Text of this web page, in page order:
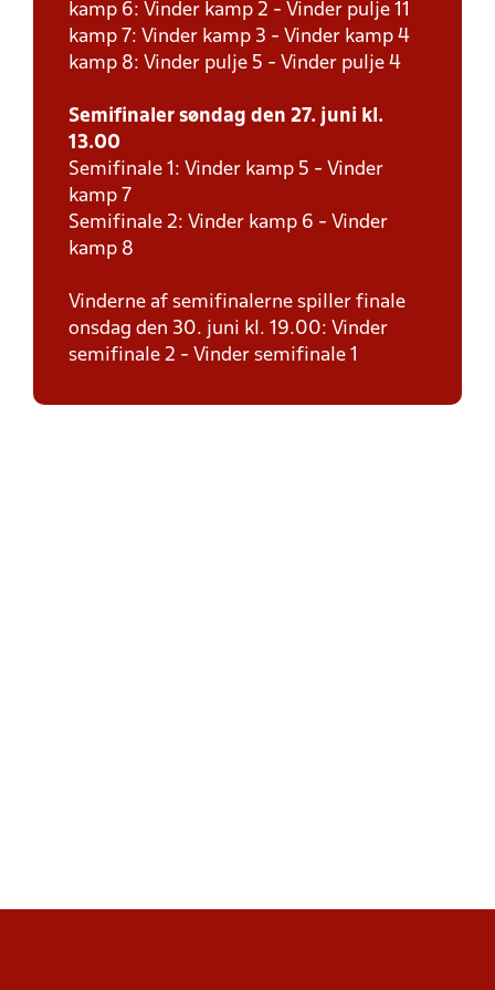
kamp 6: Vinder kamp 2 - Vinder pulje 11
kamp 7: Vinder kamp 3 - Vinder kamp 4
kamp 8: Vinder pulje 5 - Vinder pulje 4
Semifinaler søndag den 27. juni kl.
13.00
Semifinale 1: Vinder kamp 5 - Vinder
kamp 7
Semifinale 2: Vinder kamp 6 - Vinder
kamp 8
Vinderne af semifinalerne spiller finale
onsdag den 30. juni kl. 19.00: Vinder
semifinale 2 - Vinder semifinale 1